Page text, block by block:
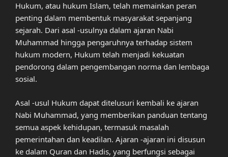
Hukum, atau hukum Islam, telah memainkan peran
penting dalam membentuk masyarakat sepanjang
sejarah. Dari asal -usulnya dalam ajaran Nabi
Muhammad hingga pengaruhnya terhadap sistem
hukum modern, Hukum telah menjadi kekuatan
pendorong dalam pengembangan norma dan lembaga
sosial.
Asal -usul Hukum dapat ditelusuri kembali ke ajaran
Nabi Muhammad, yang memberikan panduan tentang
semua aspek kehidupan, termasuk masalah
pemerintahan dan keadilan. Ajaran -ajaran ini disusun
ke dalam Quran dan Hadis, yang berfungsi sebagai